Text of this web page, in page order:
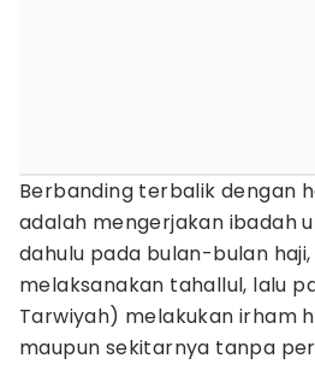
Berbanding terbalik dengan
adalah mengerjakan ibadah
dahulu pada bulan-bulan
melaksanakan tahallul, lalu
Tarwiyah) melakukan irham
maupun sekitarnya tanpa